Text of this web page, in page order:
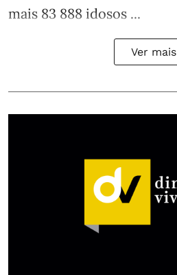
mais 83 888 idosos ...
Ver mais